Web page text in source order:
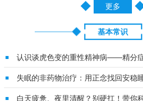
更多
基本常识
认识谈虎色变的重性精神病——精分
失眠的非药物治疗：用正念找回安稳